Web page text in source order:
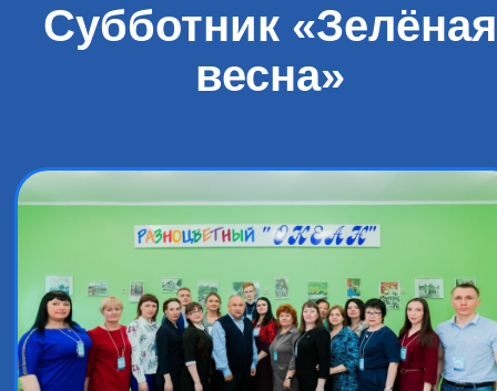
Субботник «Зелёная
весна»